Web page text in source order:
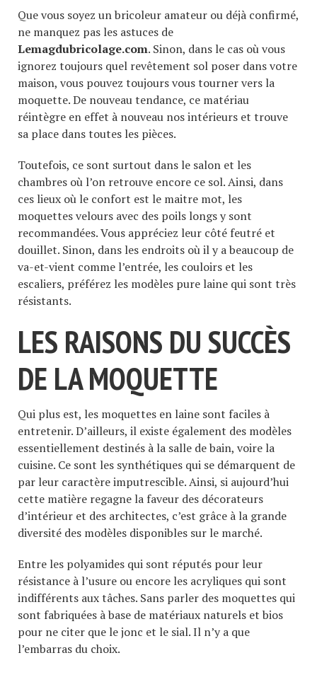
Que vous soyez un bricoleur amateur ou déjà confirmé,
ne manquez pas les astuces de
Lemagdubricolage.com. Sinon, dans le cas où vous
ignorez toujours quel revêtement sol poser dans votre
maison, vous pouvez toujours vous tourner vers la
moquette. De nouveau tendance, ce matériau
réintègre en effet à nouveau nos intérieurs et trouve
sa place dans toutes les pièces.
Toutefois, ce sont surtout dans le salon et les
chambres où l’on retrouve encore ce sol. Ainsi, dans
ces lieux où le confort est le maitre mot, les
moquettes velours avec des poils longs y sont
recommandées. Vous appréciez leur côté feutré et
douillet. Sinon, dans les endroits où il y a beaucoup de
va-et-vient comme l’entrée, les couloirs et les
escaliers, préférez les modèles pure laine qui sont très
résistants.
LES RAISONS DU SUCCÈS
DE LA MOQUETTE
Qui plus est, les moquettes en laine sont faciles à
entretenir. D’ailleurs, il existe également des modèles
essentiellement destinés à la salle de bain, voire la
cuisine. Ce sont les synthétiques qui se démarquent de
par leur caractère imputrescible. Ainsi, si aujourd’hui
cette matière regagne la faveur des décorateurs
d’intérieur et des architectes, c’est grâce à la grande
diversité des modèles disponibles sur le marché.
Entre les polyamides qui sont réputés pour leur
résistance à l’usure ou encore les acryliques qui sont
indifférents aux tâches. Sans parler des moquettes qui
sont fabriquées à base de matériaux naturels et bios
pour ne citer que le jonc et le sial. Il n’y a que
l’embarras du choix.